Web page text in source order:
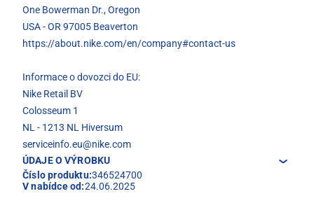
One Bowerman Dr., Oregon
USA - OR 97005 Beaverton
https://about.nike.com/en/company#contact-us
Informace o dovozci do EU:
Nike Retail BV
Colosseum 1
NL - 1213 NL Hiversum
serviceinfo.eu@nike.com
ÚDAJE O VÝROBKU
Číslo produktu:346524700
V nabídce od:24.06.2025